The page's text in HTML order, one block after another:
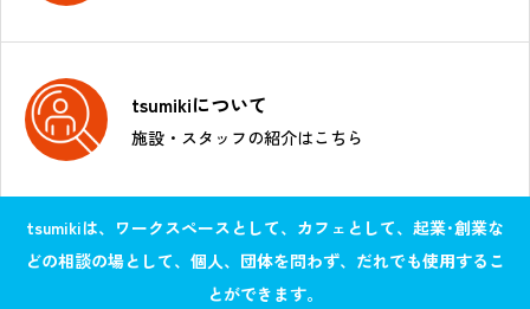
tsumikiについて
施設・スタッフの紹介はこちら
tsumikiは、ワークスペースとして、カフェとして、起業･創業な
どの相談の場として、個人、団体を問わず、だれでも使用するこ
とができます。